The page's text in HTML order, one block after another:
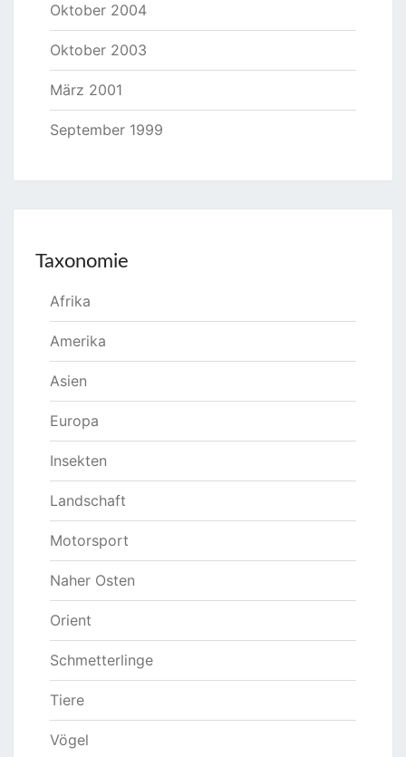
Oktober 2004
Oktober 2003
März 2001
September 1999
Taxonomie
Afrika
Amerika
Asien
Europa
Insekten
Landschaft
Motorsport
Naher Osten
Orient
Schmetterlinge
Tiere
Vögel